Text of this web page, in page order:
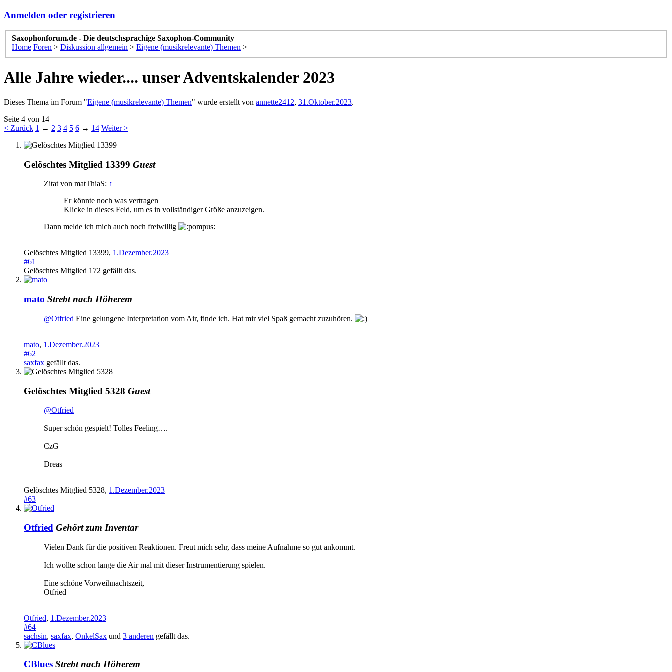
Anmelden oder registrieren
Saxophonforum.de - Die deutschsprachige Saxophon-Community
Home Foren > Diskussion allgemein > Eigene (musikrelevante) Themen >
Alle Jahre wieder.... unser Adventskalender 2023
Dieses Thema im Forum "Eigene (musikrelevante) Themen" wurde erstellt von annette2412, 31.Oktober.2023.
Seite 4 von 14
< Zurück 1 ← 2 3 4 5 6 → 14 Weiter >
Gelöschtes Mitglied 13399 Guest
Zitat von matThiaS: ↑
Er könnte noch was vertragen
Klicke in dieses Feld, um es in vollständiger Größe anzuzeigen.
Dann melde ich mich auch noch freiwillig
Gelöschtes Mitglied 13399, 1.Dezember.2023
#61
Gelöschtes Mitglied 172 gefällt das.
mato Strebt nach Höherem
@Otfried Eine gelungene Interpretation vom Air, finde ich. Hat mir viel Spaß gemacht zuzuhören.
mato, 1.Dezember.2023
#62
saxfax gefällt das.
Gelöschtes Mitglied 5328 Guest
@Otfried
Super schön gespielt! Tolles Feeling….
CzG
Dreas
Gelöschtes Mitglied 5328, 1.Dezember.2023
#63
Otfried Gehört zum Inventar
Vielen Dank für die positiven Reaktionen. Freut mich sehr, dass meine Aufnahme so gut ankommt.
Ich wollte schon lange die Air mal mit dieser Instrumentierung spielen.
Eine schöne Vorweihnachtszeit,
Otfried
Otfried, 1.Dezember.2023
#64
sachsin, saxfax, OnkelSax und 3 anderen gefällt das.
CBlues Strebt nach Höherem